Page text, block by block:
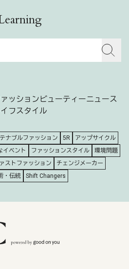
ッションビューティーニュース
フスタイル
ナブルファッション 5R
アップサイクル
イベント ファッションスタイル
環境問題
ストファッション
チェンジメーカー
・伝統
Shift Changers